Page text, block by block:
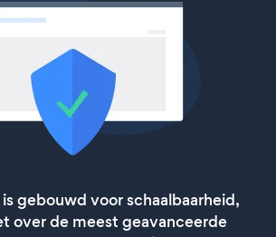
gebouwd voor schaalbaarheid,
over de meest geavanceerde